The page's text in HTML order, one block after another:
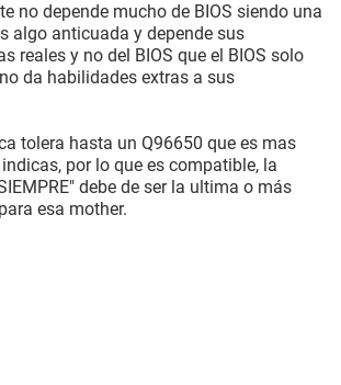
no depende mucho de BIOS siendo una
algo anticuada y depende sus
reales y no del BIOS que el BIOS solo
da habilidades extras a sus
tolera hasta un Q96650 que es mas
por lo que es compatible, la
debe de ser la ultima o más
esa mother.